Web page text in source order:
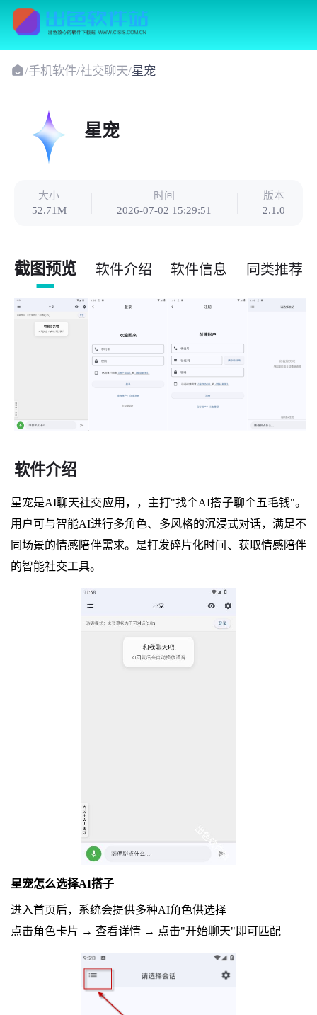
/手机软件/社交聊天/星宠
星宠
大小
52.71M
时间
2026-07-02 15:29:51
版本
2.1.0
截图预览 软件介绍 软件信息 同类推荐
软件介绍
星宠是AI聊天社交应用，，主打"找个AI搭子聊个五毛钱"。
用户可与智能AI进行多角色、多风格的沉浸式对话，满足不
同场景的情感陪伴需求。是打发碎片化时间、获取情感陪伴
的智能社交工具。
星宠怎么选择AI搭子
进入首页后，系统会提供多种AI角色供选择
点击角色卡片 → 查看详情 → 点击"开始聊天"即可匹配